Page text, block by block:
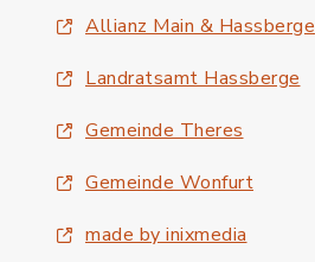
Allianz Main & Hassberge
Landratsamt Hassberge
Gemeinde Theres
Gemeinde Wonfurt
made by inixmedia